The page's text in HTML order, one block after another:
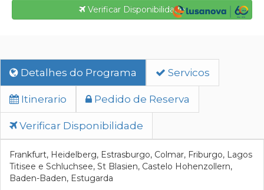
Verificar Disponibilidade
Detalhes do Programa Servicos
Itinerario Pedido de Reserva
Verificar Disponibilidade
Frankfurt, Heidelberg, Estrasburgo, Colmar, Friburgo, Lagos
Titisee e Schluchsee, St Blasien, Castelo Hohenzollern,
Baden-Baden, Estugarda